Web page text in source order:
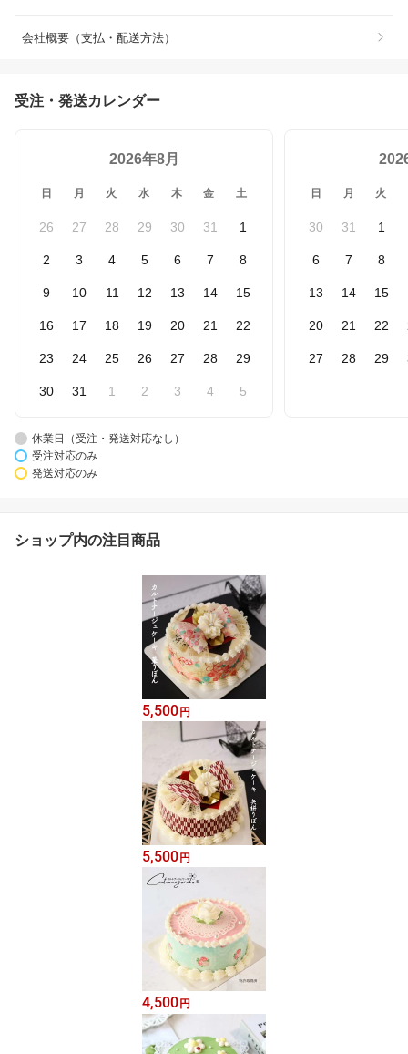
会社概要（支払・配送方法）
受注・発送カレンダー
2026年8月
日 月 火 水 木 金 土
26 27 28 29 30 31 1
2 3 4 5 6 7 8
9 10 11 12 13 14 15
16 17 18 19 20 21 22
23 24 25 26 27 28 29
30 31 1 2 3 4 5
日 月 火
30 31 1
6 7 8
13 14 15
20 21 22
27 28 29
休業日（受注・発送対応なし）
受注対応のみ
発送対応のみ
ショップ内の注目商品
5,500 円
5,500 円
4,500 円